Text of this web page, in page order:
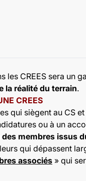
CREES sera un
la réalité du terrain.
CREES
qui siègent au CS
ou à un
membres issus
qui dépassent
associés» qui